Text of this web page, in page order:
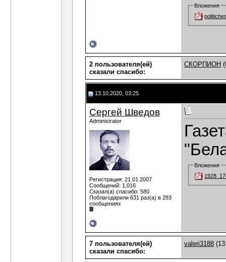
Вложения
2 пользователя(ей)
сказали cпасибо:
СКОРПИОН
13.10.2020, 03:25
Сергей Шведов
Administrator
Регистрация: 21.01.2007
Сообщений: 1,016
Сказал(а) спасибо: 580
Поблагодарили 631 раз(а) в 283
сообщениях
Вложения
7 пользователя(ей)
сказали cпасибо:
valeri3188